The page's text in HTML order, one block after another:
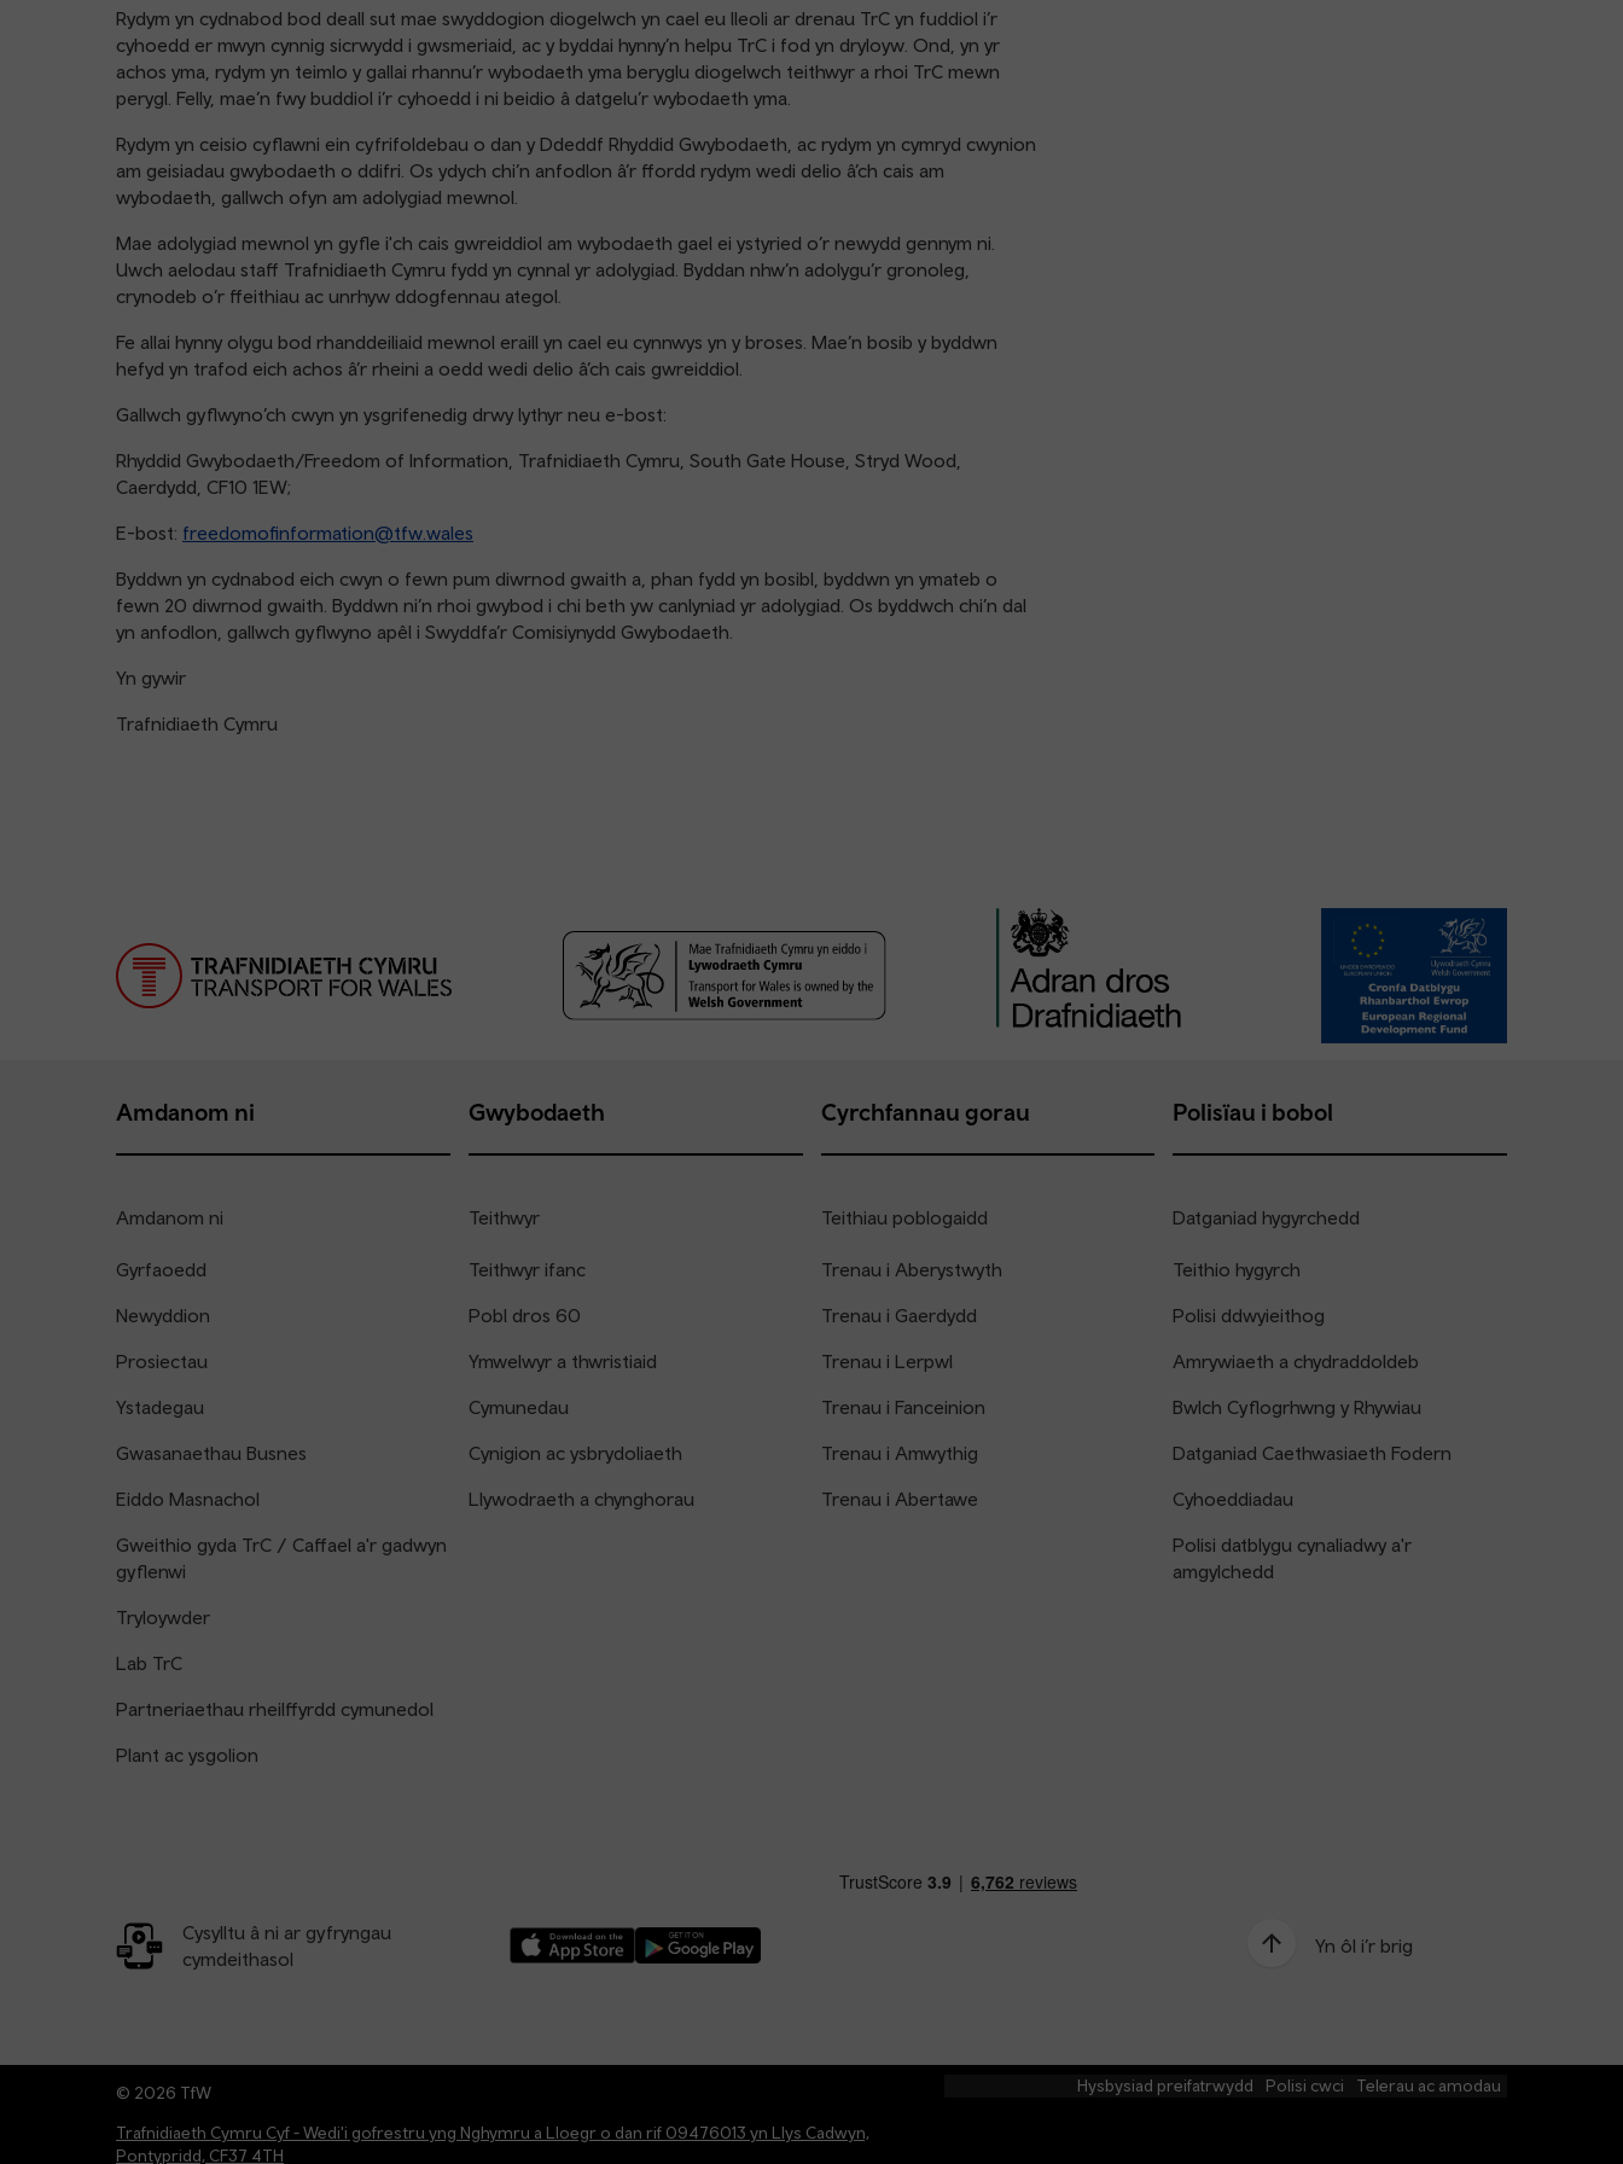
Rydym yn cydnabod bod deall sut mae swyddogion diogelwch yn cael eu lleoli ar drenau TrC yn fuddiol i’r
cyhoedd er mwyn cynnig sicrwydd i gwsmeriaid, ac y byddai hynny’n helpu TrC i fod yn dryloyw. Ond, yn yr
achos yma, rydym yn teimlo y gallai rhannu’r wybodaeth yma beryglu diogelwch teithwyr a rhoi TrC mewn
perygl. Felly, mae’n fwy buddiol i’r cyhoedd i ni beidio â datgelu’r wybodaeth yma.
Rydym yn ceisio cyflawni ein cyfrifoldebau o dan y Ddeddf Rhyddid Gwybodaeth, ac rydym yn cymryd cwynion
am geisiadau gwybodaeth o ddifri. Os ydych chi’n anfodlon â’r ffordd rydym wedi delio â’ch cais am
wybodaeth, gallwch ofyn am adolygiad mewnol.
Mae adolygiad mewnol yn gyfle i'ch cais gwreiddiol am wybodaeth gael ei ystyried o’r newydd gennym ni.
Uwch aelodau staff Trafnidiaeth Cymru fydd yn cynnal yr adolygiad. Byddan nhw’n adolygu’r gronoleg,
crynodeb o’r ffeithiau ac unrhyw ddogfennau ategol.
Fe allai hynny olygu bod rhanddeiliaid mewnol eraill yn cael eu cynnwys yn y broses. Mae’n bosib y byddwn
hefyd yn trafod eich achos â’r rheini a oedd wedi delio â’ch cais gwreiddiol.
Gallwch gyflwyno’ch cwyn yn ysgrifenedig drwy lythyr neu e-bost:
Rhyddid Gwybodaeth/Freedom of Information, Trafnidiaeth Cymru, South Gate House, Stryd Wood,
Caerdydd, CF10 1EW;
E-bost: freedomofinformation@tfw.wales
Byddwn yn cydnabod eich cwyn o fewn pum diwrnod gwaith a, phan fydd yn bosibl, byddwn yn ymateb o
fewn 20 diwrnod gwaith. Byddwn ni’n rhoi gwybod i chi beth yw canlyniad yr adolygiad. Os byddwch chi’n dal
yn anfodlon, gallwch gyflwyno apêl i Swyddfa’r Comisiynydd Gwybodaeth.
Yn gywir
Trafnidiaeth Cymru
Amdanom ni
Amdanom ni
Gyrfaoedd
Newyddion
Prosiectau
Ystadegau
Gwasanaethau Busnes
Eiddo Masnachol
Gweithio gyda TrC / Caffael a'r gadwyn
gyflenwi
Tryloywder
Lab TrC
Partneriaethau rheilffyrdd cymunedol
Plant ac ysgolion
Gwybodaeth
Teithwyr
Teithwyr ifanc
Pobl dros 60
Ymwelwyr a thwristiaid
Cymunedau
Cynigion ac ysbrydoliaeth
Llywodraeth a chynghorau
Cyrchfannau gorau
Teithiau poblogaidd
Trenau i Aberystwyth
Trenau i Gaerdydd
Trenau i Lerpwl
Trenau i Fanceinion
Trenau i Amwythig
Trenau i Abertawe
Polisïau i bobol
Datganiad hygyrchedd
Teithio hygyrch
Polisi ddwyieithog
Amrywiaeth a chydraddoldeb
Bwlch Cyflogrhwng y Rhywiau
Datganiad Caethwasiaeth Fodern
Cyhoeddiadau
Polisi datblygu cynaliadwy a'r
amgylchedd
Cysylltu â ni ar gyfryngau
cymdeithasol
Yn ôl i’r brig
© 2026 TfW
Trafnidiaeth Cymru Cyf - Wedi'i gofrestru yng Nghymru a Lloegr o dan rif 09476013 yn Llys Cadwyn,
Pontypridd, CF37 4TH
Hysbysiad preifatrwydd Polisi cwci Telerau ac amodau